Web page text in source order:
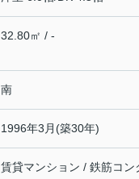
32.80㎡ / -
南
1996年3月(築30年)
賃貸マンション / 鉄筋コン